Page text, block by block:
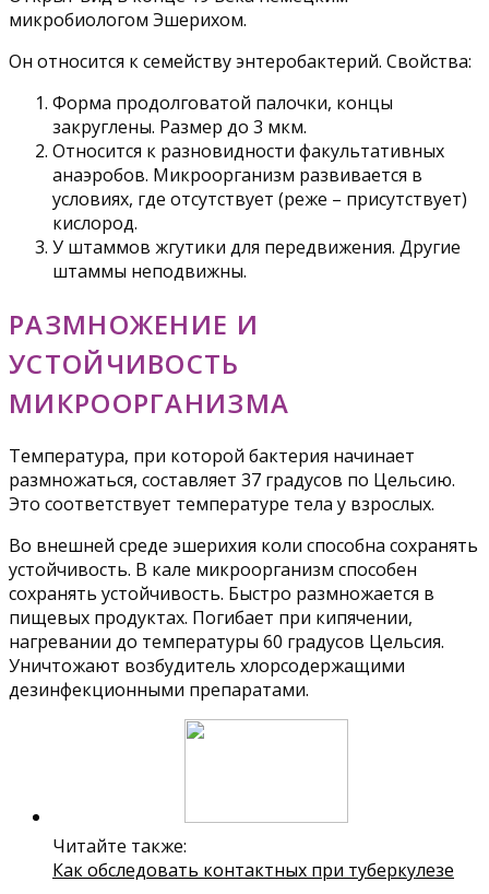
микробиологом Эшерихом.
Он относится к семейству энтеробактерий. Свойства:
Форма продолговатой палочки, концы
закруглены. Размер до 3 мкм.
Относится к разновидности факультативных
анаэробов. Микроорганизм развивается в
условиях, где отсутствует (реже – присутствует)
кислород.
У штаммов жгутики для передвижения. Другие
штаммы неподвижны.
РАЗМНОЖЕНИЕ И
УСТОЙЧИВОСТЬ
МИКРООРГАНИЗМА
Температура, при которой бактерия начинает
размножаться, составляет 37 градусов по Цельсию.
Это соответствует температуре тела у взрослых.
Во внешней среде эшерихия коли способна сохранять
устойчивость. В кале микроорганизм способен
сохранять устойчивость. Быстро размножается в
пищевых продуктах. Погибает при кипячении,
нагревании до температуры 60 градусов Цельсия.
Уничтожают возбудитель хлорсодержащими
дезинфекционными препаратами.
Читайте также:
Как обследовать контактных при туберкулезе